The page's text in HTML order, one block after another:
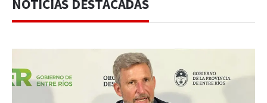
NOTICIAS DESTACADAS